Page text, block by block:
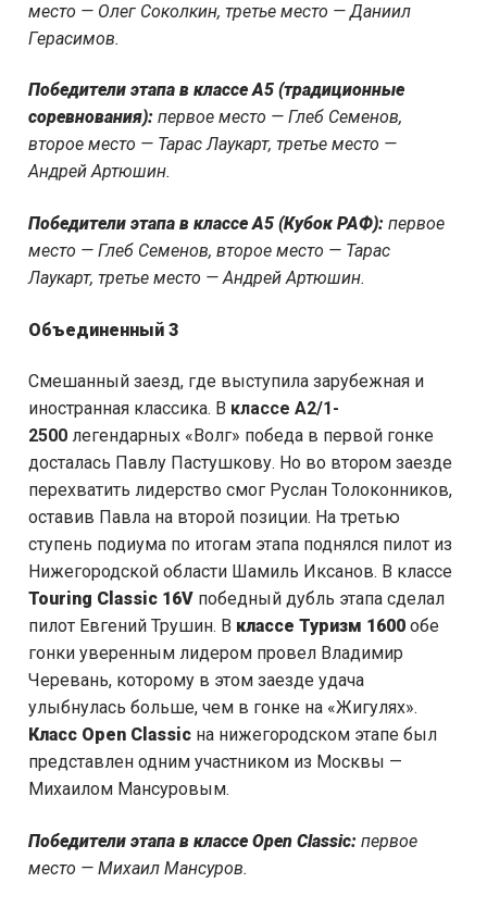
место — Олег Соколкин, третье место — Даниил
Герасимов.
Победители этапа в классе А5 (традиционные
соревнования): первое место — Глеб Семенов,
второе место — Тарас Лаукарт, третье место —
Андрей Артюшин.
Победители этапа в классе А5 (Кубок РАФ): первое
место — Глеб Семенов, второе место — Тарас
Лаукарт, третье место — Андрей Артюшин.
Объединенный 3
Смешанный заезд, где выступила зарубежная и
иностранная классика. В классе А2/1-
2500 легендарных «Волг» победа в первой гонке
досталась Павлу Пастушкову. Но во втором заезде
перехватить лидерство смог Руслан Толоконников,
оставив Павла на второй позиции. На третью
ступень подиума по итогам этапа поднялся пилот из
Нижегородской области Шамиль Иксанов. В классе
Touring Classic 16V победный дубль этапа сделал
пилот Евгений Трушин. В классе Туризм 1600 обе
гонки уверенным лидером провел Владимир
Черевань, которому в этом заезде удача
улыбнулась больше, чем в гонке на «Жигулях».
Класс Open Classic на нижегородском этапе был
представлен одним участником из Москвы —
Михаилом Мансуровым.
Победители этапа в классе Open Classic: первое
место — Михаил Мансуров.